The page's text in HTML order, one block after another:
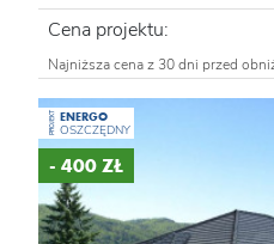
Cena projektu:
Najniższa cena z 30 dni przed
PROJEKT ENERGO
OSZCZĘDNY
- 400 ZŁ